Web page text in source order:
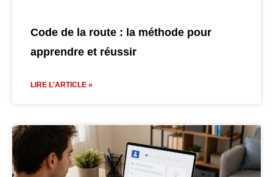
Code de la route : la méthode pour
apprendre et réussir
LIRE L'ARTICLE »